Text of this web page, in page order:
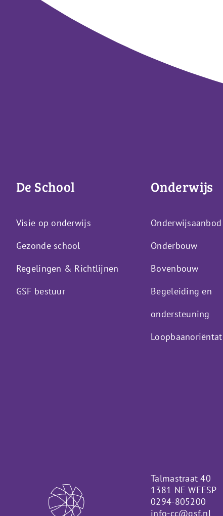
De School
Visie op onderwijs
Gezonde school
Regelingen & Richtlijnen
GSF bestuur
Onderwijs
Onderwijsaanbod
Onderbouw
Bovenbouw
Begeleiding en
ondersteuning
Talmastraat 40
1381 NE WEESP
0294-805200
info-cc@gsf.nl